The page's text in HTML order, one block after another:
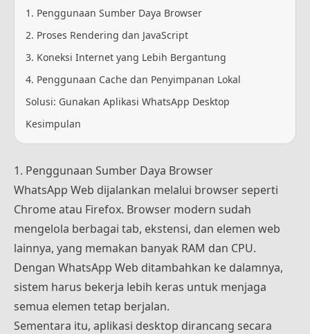
1. Penggunaan Sumber Daya Browser
2. Proses Rendering dan JavaScript
3. Koneksi Internet yang Lebih Bergantung
4. Penggunaan Cache dan Penyimpanan Lokal
Solusi: Gunakan Aplikasi WhatsApp Desktop
Kesimpulan
1. Penggunaan Sumber Daya Browser
WhatsApp Web dijalankan melalui browser seperti
Chrome atau Firefox. Browser modern sudah
mengelola berbagai tab, ekstensi, dan elemen web
lainnya, yang memakan banyak RAM dan CPU.
Dengan WhatsApp Web ditambahkan ke dalamnya,
sistem harus bekerja lebih keras untuk menjaga
semua elemen tetap berjalan.
Sementara itu, aplikasi desktop dirancang secara